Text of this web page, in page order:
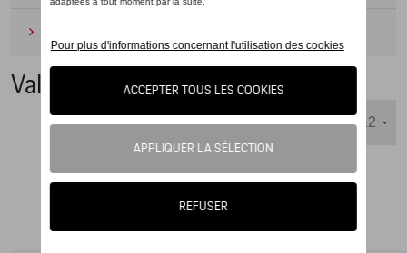
Valises
Nombre d'éléments affichés :